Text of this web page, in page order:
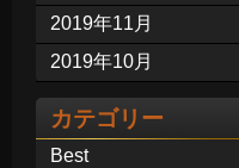
2019年11月
2019年10月
カテゴリー
Best